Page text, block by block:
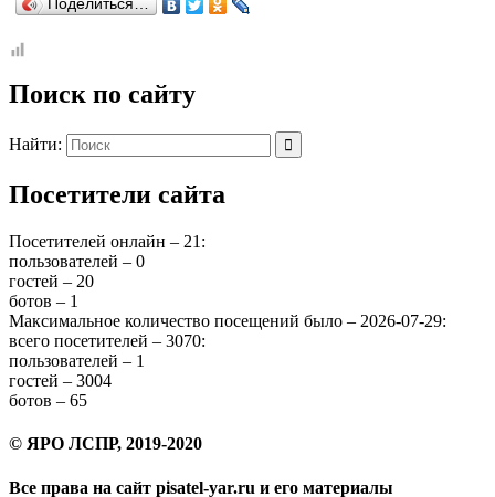
Поделиться…
Поиск по сайту
Найти:
Посетители сайта
Посетителей онлайн – 21:
пользователей – 0
гостей – 20
ботов – 1
Максимальное количество посещений было – 2026-07-29:
всего посетителей – 3070:
пользователей – 1
гостей – 3004
ботов – 65
© ЯРО ЛСПР, 2019-2020
Все права на сайт pisatel-yar.ru и его материалы